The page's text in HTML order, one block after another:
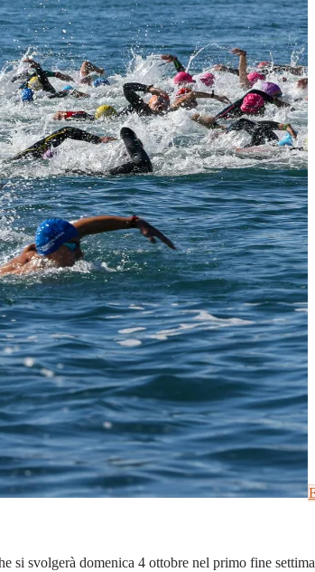
svolgerà domenica 4 ottobre nel primo fine